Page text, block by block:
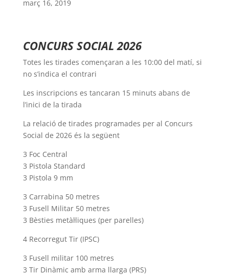
març 16, 2019
CONCURS SOCIAL 2026
Totes les tirades començaran a les 10:00 del matí, si
no s’indica el contrari
Les inscripcions es tancaran 15 minuts abans de
l’inici de la tirada
La relació de tirades programades per al Concurs
Social de 2026 és la següent
3 Foc Central
3 Pistola Standard
3 Pistola 9 mm
3 Carrabina 50 metres
3 Fusell Militar 50 metres
3 Bèsties metàl·liques (per parelles)
4 Recorregut Tir (IPSC)
3 Fusell militar 100 metres
3 Tir Dinàmic amb arma llarga (PRS)